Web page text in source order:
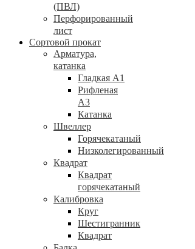
(ПВЛ)
Перфорированный
лист
Сортовой прокат
Арматура,
катанка
Гладкая А1
Рифленая
А3
Катанка
Швеллер
Горячекатаный
Низколегированный
Квадрат
Квадрат
горячекатаный
Калибровка
Круг
Шестигранник
Квадрат